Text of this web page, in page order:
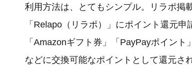
利用方法は、とてもシンプル。リラポ掲
「Relapo（リラポ）」にポイント還元
「Amazonギフト券」「PayPayポイン
などに交換可能なポイントとして還元さ